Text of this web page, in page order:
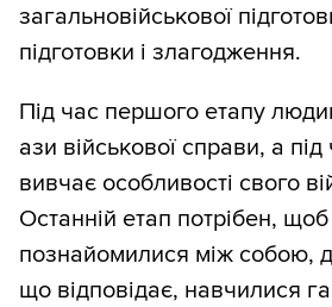
загальновійськової
підготовки і злагодження.
Під час першого етапу
ази військової справи, а
вивчає особливості свого
Останній етап потрібен, щоб
познайомилися між собою,
що відповідає, навчилися